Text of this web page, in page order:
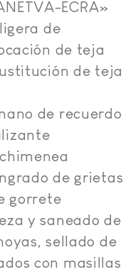
ECRA»
de
de teja
de teja
de recuerdo
de grietas
gorrete
y saneado de
sellado de
con masillas